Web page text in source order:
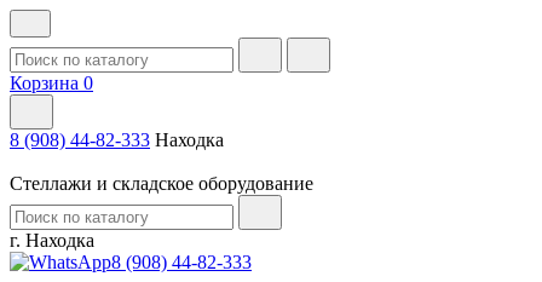
Корзина 0
8 (908) 44-82-333 Находка
Стеллажи и складское оборудование
г. Находка
8 (908) 44-82-333